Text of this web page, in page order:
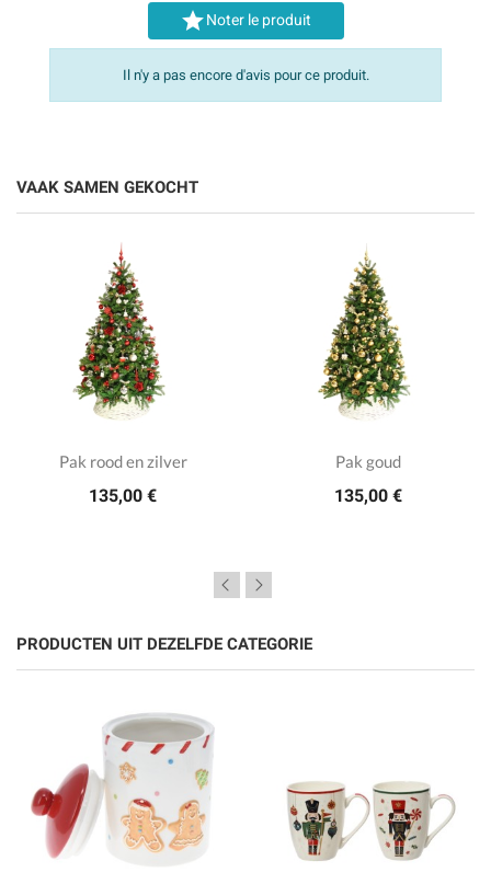
Noter le produit
Il n'y a pas encore d'avis pour ce produit.
VAAK SAMEN GEKOCHT
Pak rood en zilver
135,00 €
Pak goud
135,00 €
PRODUCTEN UIT DEZELFDE CATEGORIE